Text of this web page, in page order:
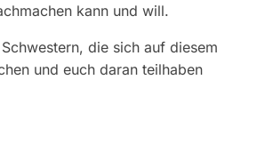
kann und will.
die sich auf diesem
und euch daran teilhaben